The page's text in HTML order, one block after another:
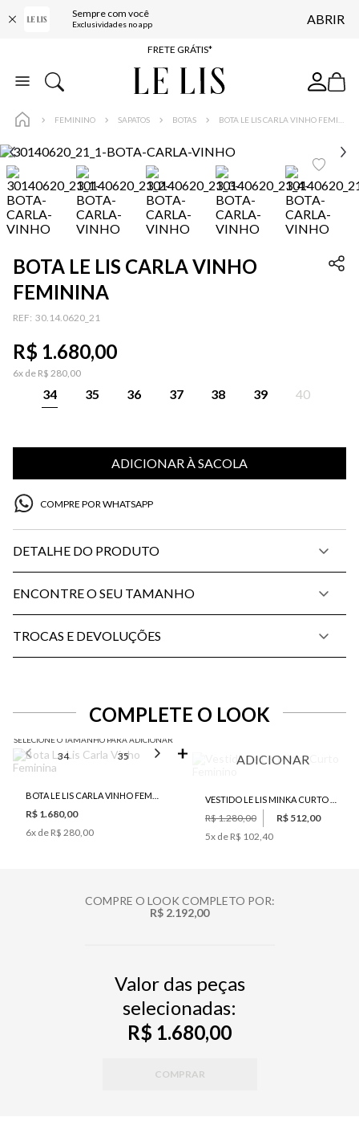
Sempre com você
Exclusividades no app ABRIR
ENTREGA EXPRESSA*
FRETE GRÁTIS*
BAIXE O APP
FEMININO SAPATOS BOTAS
BOTA LE LIS CARLA VINHO
FEMININA
: 30.14.0620_21
R$ 1.680,00
6x de R$ 280,00
34 35 36 37 38 39 40
ADICIONAR À SACOLA
COMPRE POR WHATSAPP
DETALHE DO PRODUTO
ENCONTRE O SEU TAMANHO
TROCAS E DEVOLUÇÕES
COMPLETE O LOOK
SELECIONE O TAMANHO PARA ADICIONAR
34 35 36 37 38
R$ 1.680,00
6x de R$ 280,00
ADICIONAR
R$ 1.280,00
R$ 512,00
5x de R$ 102,40
COMPRE O LOOK COMPLETO POR:
R$ 2.192,00
Valor das peças
selecionadas:
R$ 1.680,00
COMPRAR